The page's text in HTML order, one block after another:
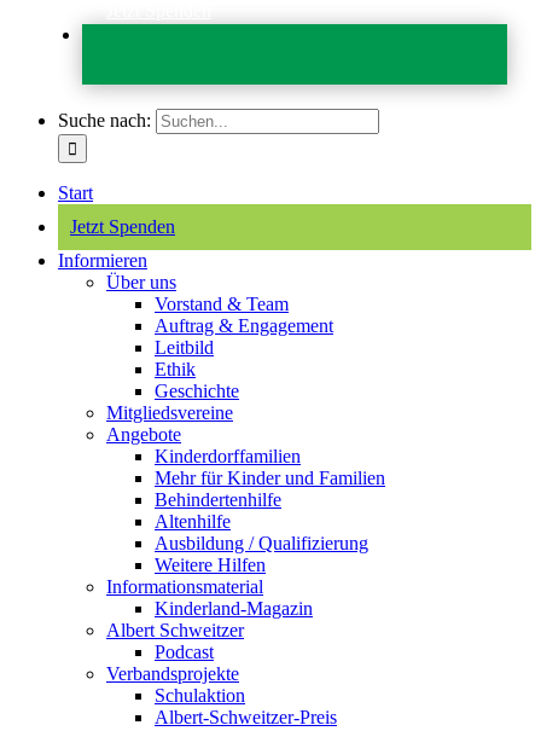
Suche nach:
Start
Jetzt Spenden
Informieren
Über uns
Vorstand & Team
Auftrag & Engagement
Leitbild
Ethik
Geschichte
Mitgliedsvereine
Angebote
Kinderdorffamilien
Mehr für Kinder und Familien
Behindertenhilfe
Altenhilfe
Ausbildung / Qualifizierung
Weitere Hilfen
Informationsmaterial
Kinderland-Magazin
Albert Schweitzer
Podcast
Verbandsprojekte
Schulaktion
Albert-Schweitzer-Preis